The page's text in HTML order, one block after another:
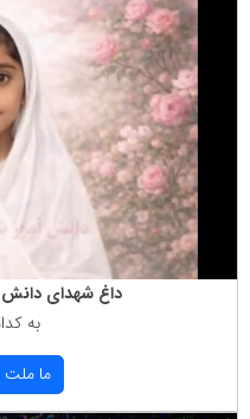
داغ شهدای دانش
به
ما ملت